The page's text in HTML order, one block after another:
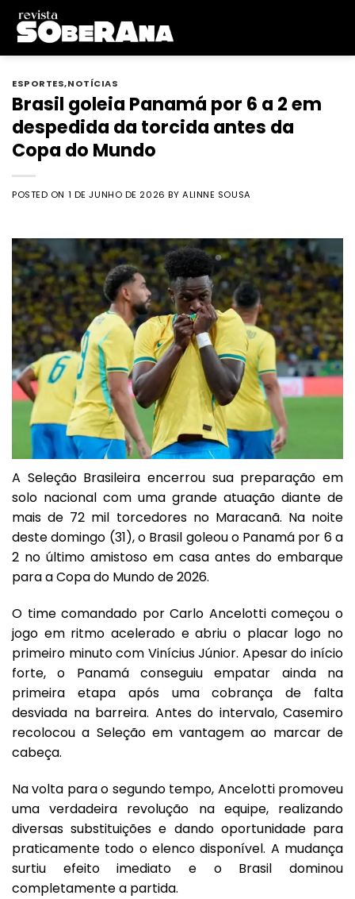
Skip
content
ESPORTES,NOTÍCIAS
Brasil goleia Panamá por 6 a 2 em
despedida da torcida antes da
Copa do Mundo
POSTED ON 1 DE JUNHO DE 2026 BY ALINNE SOUSA
A Seleção Brasileira encerrou sua preparação em
solo nacional com uma grande atuação diante de
mais de 72 mil torcedores no Maracanã. Na noite
deste domingo (31), o Brasil goleou o Panamá por 6 a
2 no último amistoso em casa antes do embarque
para a Copa do Mundo de 2026.
O time comandado por Carlo Ancelotti começou o
jogo em ritmo acelerado e abriu o placar logo no
primeiro minuto com Vinícius Júnior. Apesar do início
forte, o Panamá conseguiu empatar ainda na
primeira etapa após uma cobrança de falta
desviada na barreira. Antes do intervalo, Casemiro
recolocou a Seleção em vantagem ao marcar de
cabeça.
Na volta para o segundo tempo, Ancelotti promoveu
uma verdadeira revolução na equipe, realizando
diversas substituições e dando oportunidade para
praticamente todo o elenco disponível. A mudança
surtiu efeito imediato e o Brasil dominou
completamente a partida.